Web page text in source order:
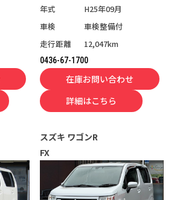
年式
H25年09月
車検
車検整備付
走行距離
12,047km
0436-67-1700
在庫お問い合わせ
詳細はこちら
スズキ ワゴンR
FX